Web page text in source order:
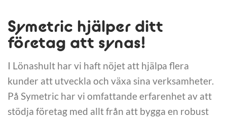
Symetric hjälper ditt
företag att synas!
I Lönashult har vi haft nöjet att hjälpa flera
kunder att utveckla och växa sina verksamheter.
På Symetric har vi omfattande erfarenhet av att
stödja företag med allt från att bygga en robust